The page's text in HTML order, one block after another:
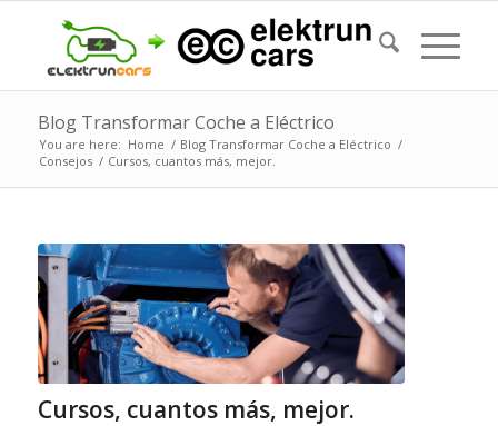
Blog Transformar Coche a Eléctrico
You are here: Home / Blog Transformar Coche a Eléctrico /
Consejos / Cursos, cuantos más, mejor.
Cursos, cuantos más, mejor.